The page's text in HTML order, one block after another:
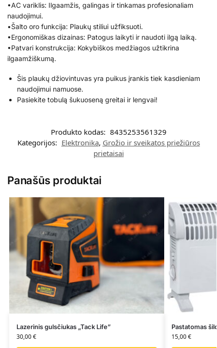
•AC variklis: Ilgaamžis, galingas ir tinkamas profesionaliam
naudojimui.
•Šalto oro funkcija: Plaukų stiliui užfiksuoti.
•Ergonomiškas dizainas: Patogus laikyti ir naudoti ilgą laiką.
•Patvari konstrukcija: Kokybiškos medžiagos užtikrina
ilgaamžiškumą.
Šis plaukų džiovintuvas yra puikus įrankis tiek kasdieniam
naudojimui namuose.
Pasiekite tobulą šukuoseną greitai ir lengvai!
Produkto kodas: 8435253561329
Kategorijos: Elektronika, Grožio ir sveikatos priežiūros
prietaisai
Panašūs produktai
Lazerinis gulsčiukas „Tack Life”
30,00€
Pastatomas
15,00€